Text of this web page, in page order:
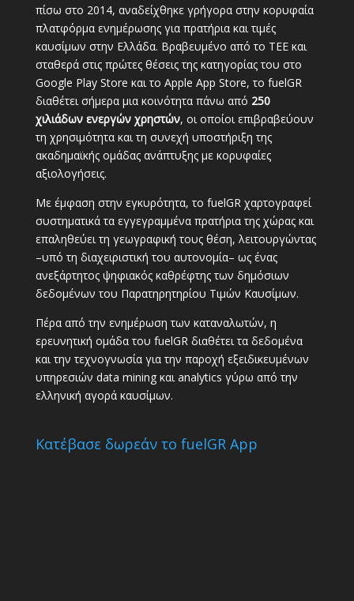
πίσω στο 2014, αναδείχθηκε γρήγορα στην κορυφαία
πλατφόρμα ενημέρωσης για πρατήρια και τιμές
καυσίμων στην Ελλάδα. Βραβευμένο από το ΤΕΕ και
σταθερά στις πρώτες θέσεις της κατηγορίας του στο
Google Play Store και το Apple App Store, το fuelGR
διαθέτει σήμερα μια κοινότητα πάνω από 250
χιλιάδων ενεργών χρηστών, οι οποίοι επιβραβεύουν
τη χρησιμότητα και τη συνεχή υποστήριξη της
ακαδημαϊκής ομάδας ανάπτυξης με κορυφαίες
αξιολογήσεις.
Με έμφαση στην εγκυρότητα, το fuelGR χαρτογραφεί
συστηματικά τα εγγεγραμμένα πρατήρια της χώρας και
επαληθεύει τη γεωγραφική τους θέση, λειτουργώντας
–υπό τη διαχειριστική του αυτονομία– ως ένας
ανεξάρτητος ψηφιακός καθρέφτης των δημόσιων
δεδομένων του Παρατηρητηρίου Τιμών Καυσίμων.
Πέρα από την ενημέρωση των καταναλωτών, η
ερευνητική ομάδα του fuelGR διαθέτει τα δεδομένα
και την τεχνογνωσία για την παροχή εξειδικευμένων
υπηρεσιών data mining και analytics γύρω από την
ελληνική αγορά καυσίμων.
Κατέβασε δωρεάν το fuelGR App